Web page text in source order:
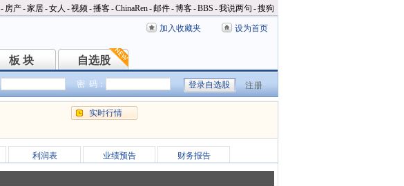
- 房产-家居-女人 -视频-播客-ChinaRen-邮件-博客-BBS -我说两句 -搜狗
加入收藏夹 设为首页
板 块
板 块 自选股
自选股
密 码： 注册
实时行情
利润表 业绩预告 财务报告